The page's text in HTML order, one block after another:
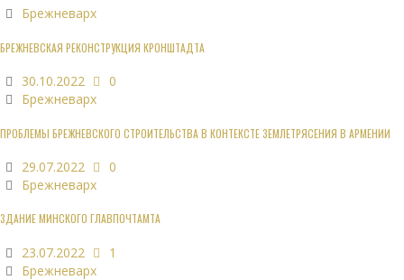
Брежневарх
БРЕЖНЕВСКАЯ РЕКОНСТРУКЦИЯ КРОНШТАДТА
30.10.2022
0
Брежневарх
ПРОБЛЕМЫ БРЕЖНЕВСКОГО СТРОИТЕЛЬСТВА В КОНТЕКСТЕ ЗЕМЛЕТРЯСЕНИЯ В АРМЕНИИ
29.07.2022
0
Брежневарх
ЗДАНИЕ МИНСКОГО ГЛАВПОЧТАМТА
23.07.2022
1
Брежневарх